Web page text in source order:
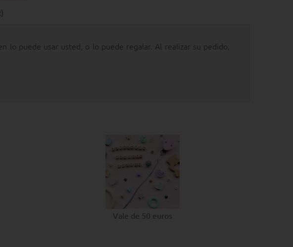
lo puede usar usted, o lo puede regalar. Al realizar su pedido,
Vale de 50 euros